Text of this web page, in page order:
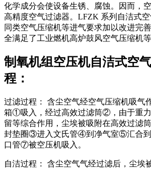
化学成分会使设备生锈、腐蚀。因而，
高精度空气过滤器。LFZK 系列自洁式
同类空气压缩机等进气要求加以改进完
全满足了工业燃机高炉鼓风空气压缩机等
制氧机组空压机自洁式空
程：
过滤过程： 含尘空气经空气压缩机吸气
箱①吸入，经过高效过滤筒②，由于重
留等综合作用，尘埃被吸附在高效过滤
封垫圈③进入文氏管④到净气室⑤汇合
口管⑦被空压机吸入。
自洁过程： 含尘空气气经过滤后，尘埃